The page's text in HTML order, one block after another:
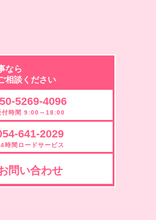
なら
相談ください
5269-4096
付時間 9:00～18:00
641-2029
時間ロードサービス
問い合わせ